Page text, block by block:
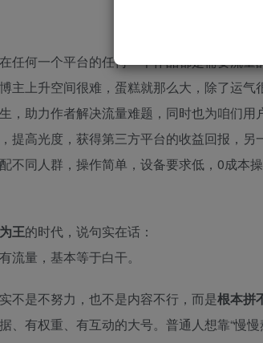
任何一个平台的任何一个作品都是需要流
主上升空间很难，蛋糕就那么大，除了运
，助力作者解决流量难题，同时也为咱们
提高光度，获得第三方平台的收益回报，
不同人群，操作简单，设备要求低，0成本
王的时代，说句实在话：
流量，基本等于白干。
不是不努力，也不是内容不行，而是根本拼
、有权重、有互动的大号。普通人想靠“慢慢